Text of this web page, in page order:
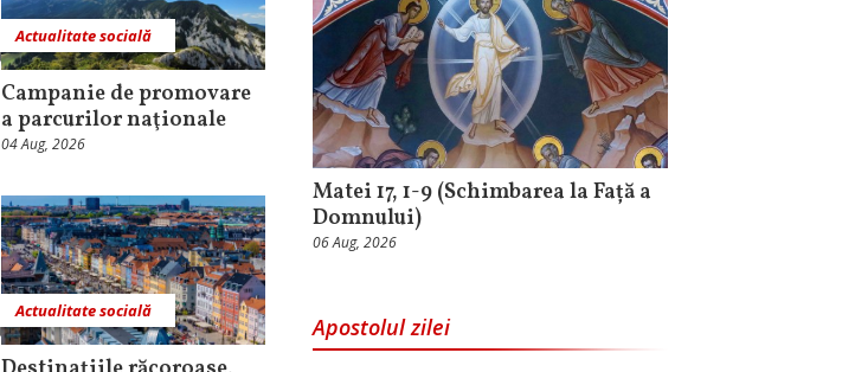
Actualitate socială
Campanie de promovare
a parcurilor naţionale
04 Aug, 2026
Actualitate socială
Matei 17, 1-9 (Schimbarea la Față a
Domnului)
06 Aug, 2026
Apostolul zilei